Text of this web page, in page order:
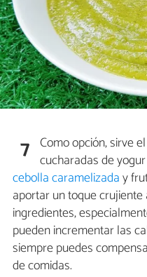
7 Como opción, sirve
cucharadas de
cebolla caramelizaday
aportar un toque
ingredientes,
pueden incrementar las
siempre puedes
de comidas.